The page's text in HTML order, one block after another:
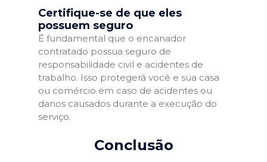
Certifique-se de que eles
possuem seguro
É fundamental que o encanador
contratado possua seguro de
responsabilidade civil e acidentes de
trabalho. Isso protegerá você e sua casa
ou comércio em caso de acidentes ou
danos causados durante a execução do
serviço.
Conclusão